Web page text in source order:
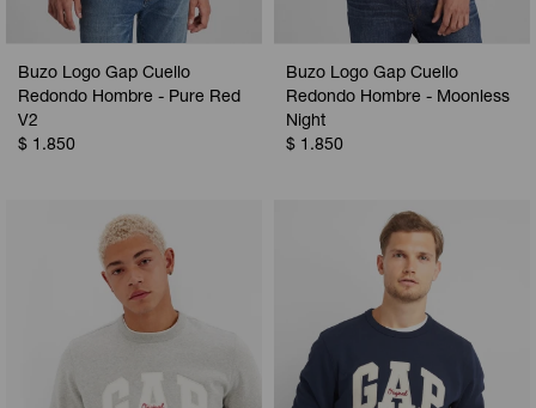
Buzo Logo Gap Cuello
Redondo Hombre - Pure Red
V2
$ 1.850
Buzo Logo Gap Cuello
Redondo Hombre - Moonless
Night
$ 1.850